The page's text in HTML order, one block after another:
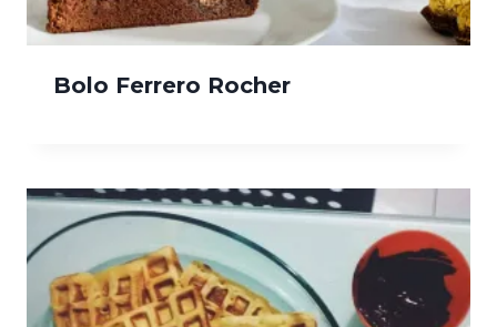
Bolo Ferrero Rocher